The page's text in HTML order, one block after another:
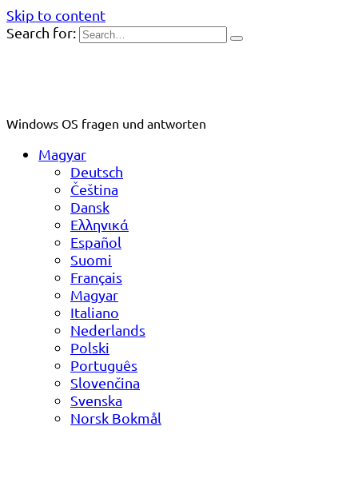
Skip to content
Search for:
Windows OS fragen und antworten
Magyar
Deutsch
Čeština
Dansk
Ελληνικά
Español
Suomi
Français
Magyar
Italiano
Nederlands
Polski
Português
Slovenčina
Svenska
Norsk Bokmål